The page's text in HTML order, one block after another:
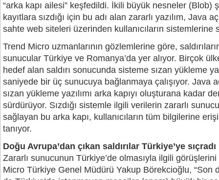
“arka kapı ailesi” keşfedildi. İkili büyük nesneler (Blob)
kayıtlara sızdığı için bu adı alan zararlı yazılım, Java
sahte web siteleri üzerinden kullanıcıların sistemlerine
Trend Micro uzmanlarının gözlemlerine göre,
sunucular Türkiye ve Romanya’da yer alıyor. Birçok
hedef alan saldırı sonucunda sisteme sızan yükleme
saniyede bir üç sunucuya bağlanmaya çalışıyor. Java
sızan yükleme yazılımı arka kapıyı oluşturana kadar
sürdürüyor. Sızdığı sistemle ilgili verilerin zararlı
sağlayan bu arka kapı, kullanıcıların tüm bilgilerine
tanıyor.
Doğu Avrupa’dan çıkan saldırılar Türkiye’ye sıçradı
Zararlı sunucunun Türkiye’de olmasıyla ilgili
Micro Türkiye Genel Müdürü Yakup Börekcioğlu, “Son